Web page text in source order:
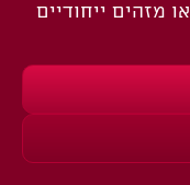
מזהים ייחודיים